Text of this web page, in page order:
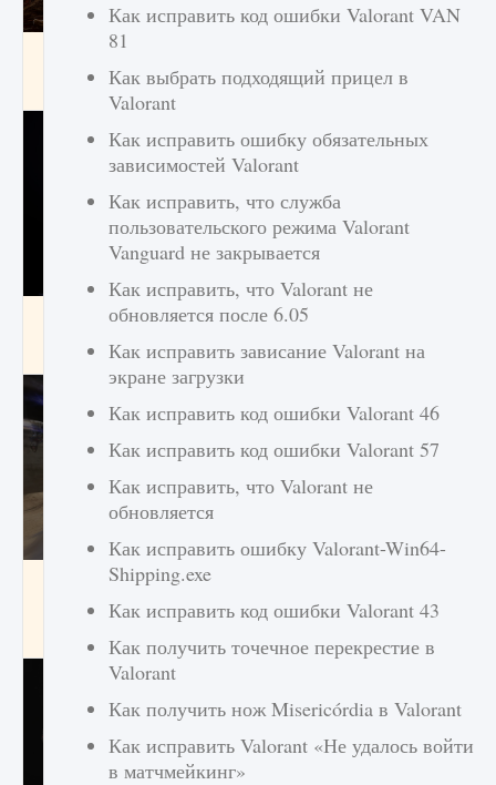
Как найти Гробницу Изгоев в Diablo 4
9 августа 2024 1 337 0 0
Как получить Thunder Egg в Stardew Valley
9 августа 2024 1 244 0 0
Как исправить неработающие награды For
Как исправить код ошибки Valorant VAN
81
Как выбрать подходящий прицел в
Valorant
Как исправить ошибку обязательных
зависимостей Valorant
Как исправить, что служба
пользовательского режима Valorant
Vanguard не закрывается
Как исправить, что Valorant не
обновляется после 6.05
Как исправить зависание Valorant на
экране загрузки
Как исправить код ошибки Valorant 46
Как исправить код ошибки Valorant 57
Как исправить, что Valorant не
обновляется
Как исправить ошибку Valorant-Win64-
Shipping.exe
Как исправить код ошибки Valorant 43
Как получить точечное перекрестие в
Valorant
Как получить нож Misericórdia в Valorant
Как исправить Valorant «Не удалось войти
в матчмейкинг»